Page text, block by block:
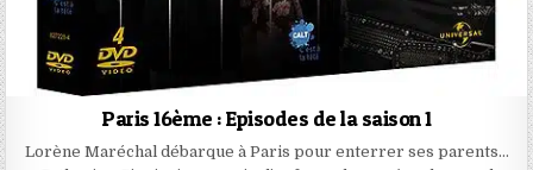
Paris 16ème : Episodes de la saison 1
Lorène Maréchal débarque à Paris pour enterrer ses parents…